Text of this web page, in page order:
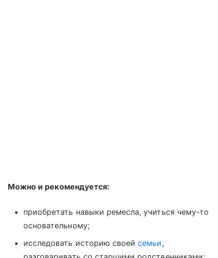
Можно и рекомендуется:
приобретать навыки ремесла, учиться чему-то
основательному;
исследовать историю своейсемьи,